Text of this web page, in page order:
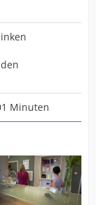
Minuten